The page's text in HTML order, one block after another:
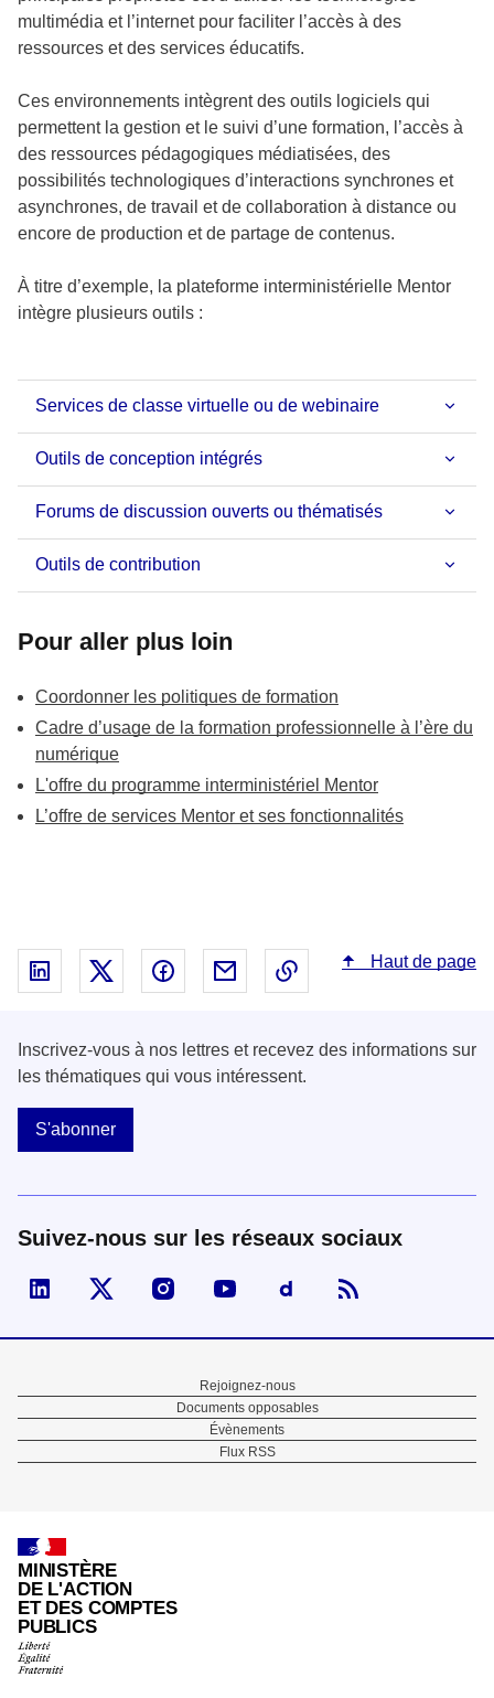
multimédia et l’internet pour faciliter l’accès à des
ressources et des services éducatifs.
Ces environnements intègrent des outils logiciels qui
permettent la gestion et le suivi d’une formation, l’accès à
des ressources pédagogiques médiatisées, des
possibilités technologiques d’interactions synchrones et
asynchrones, de travail et de collaboration à distance ou
encore de production et de partage de contenus.
À titre d’exemple, la plateforme interministérielle Mentor
intègre plusieurs outils :
Services de classe virtuelle ou de webinaire
Outils de conception intégrés
Forums de discussion ouverts ou thématisés
Outils de contribution
Pour aller plus loin
Coordonner les politiques de formation
Cadre d’usage de la formation professionnelle à l’ère du
numérique
L'offre du programme interministériel Mentor
L’offre de services Mentor et ses fonctionnalités
Partager sur Linked In - nouvelle fenêtre
Partager sur X - nouvelle fenêtre
Partager sur Facebook - nouvelle
Partager par email - nouvelle
Copier le lien dans le
Haut de page
Inscrivez-vous à nos lettres et recevez des informations sur
les thématiques qui vous intéressent.
S'abonner
Suivez-nous sur les réseaux sociaux
Visiter la page Linked In de fonction publique
Visiter la page X de fonction publique
Visiter la page Instagram de fonction
Visiter la page You Tube de
Visiter la page
Pied
de
Rejoignez-nous
Documents opposables
Évènements
Flux RSS
MINISTÈRE
DE L'ACTION
ET DES COMPTES
PUBLICS